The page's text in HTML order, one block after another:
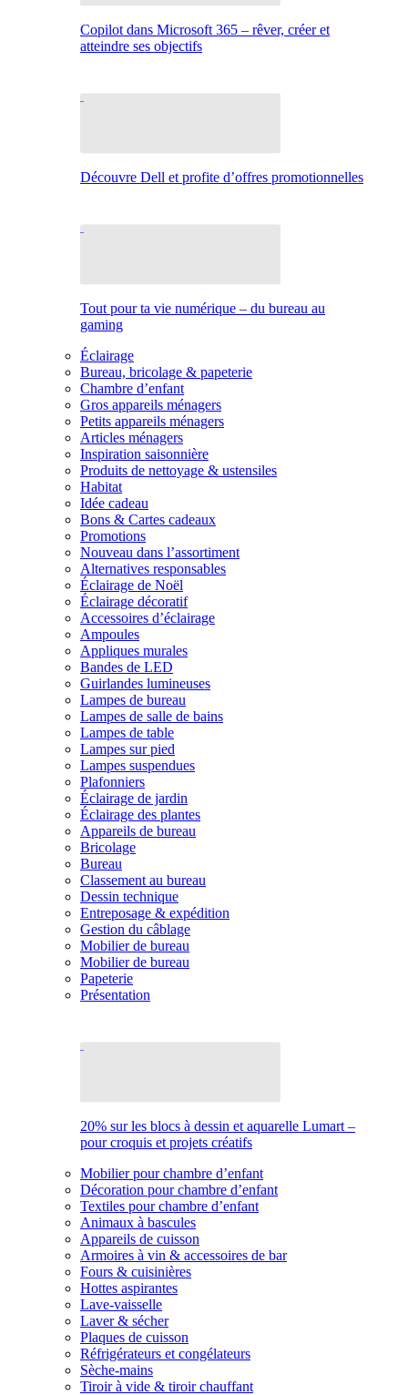
Copilot dans Microsoft 365 – rêver, créer et
atteindre ses objectifs
Découvre Dell et profite d’offres promotionnelles
Tout pour ta vie numérique – du bureau au
gaming
Éclairage
Bureau, bricolage & papeterie
Chambre d’enfant
Gros appareils ménagers
Petits appareils ménagers
Articles ménagers
Inspiration saisonnière
Produits de nettoyage & ustensiles
Habitat
Idée cadeau
Bons & Cartes cadeaux
Promotions
Nouveau dans l’assortiment
Alternatives responsables
Éclairage de Noël
Éclairage décoratif
Accessoires d’éclairage
Ampoules
Appliques murales
Bandes de LED
Guirlandes lumineuses
Lampes de bureau
Lampes de salle de bains
Lampes de table
Lampes sur pied
Lampes suspendues
Plafonniers
Éclairage de jardin
Éclairage des plantes
Appareils de bureau
Bricolage
Bureau
Classement au bureau
Dessin technique
Entreposage & expédition
Gestion du câblage
Mobilier de bureau
Mobilier de bureau
Papeterie
Présentation
20% sur les blocs à dessin et aquarelle Lumart –
pour croquis et projets créatifs
Mobilier pour chambre d’enfant
Décoration pour chambre d’enfant
Textiles pour chambre d’enfant
Animaux à bascules
Appareils de cuisson
Armoires à vin & accessoires de bar
Fours & cuisinières
Hottes aspirantes
Lave-vaisselle
Laver & sécher
Plaques de cuisson
Réfrigérateurs et congélateurs
Sèche-mains
Tiroir à vide & tiroir chauffant